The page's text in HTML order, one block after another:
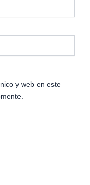
y web en este